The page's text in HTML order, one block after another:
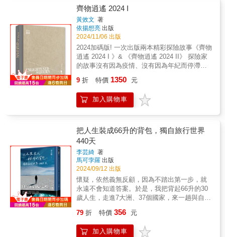
&&⊙我喜歡在夜晚抵達港口&hellip;&hellip;在寂
靜的夜晚中滑行。沒有人留意你，你可以犯
錯，也沒有人會評判你。只有你自己，你的
船、大海和星星。&&⊙在生活中，如果我們不
停掂量可能的風險，就什麼事都不用做了。我
寧可告訴自己：周全思慮，萬事順利！&&⊙我
有決心，我有渴望，我不害怕。我會在航行途
中學習，一邊做一邊學。&&⊙永遠要向前看，
因為即使太陽不再升起，新的一天也會到來。&
力，一樣會是超級優秀的小小旅伴。 最真實、
完整的旅遊故事：跟隨這一家人的腳步，感受
旅途中各種充滿冒險、趣味與溫暖的人事物，
讓你知道面對未知和驚險（喜），也能從容面
對。 旅行為全家帶來不一樣啟發：賦歸篇分享
全家220天環遊世界後的正向改變。 ◆這本書
適合誰？ 自助旅行非年輕人或單身者專屬，帶
的方式踏上旅行之路者。─沒錢、沒閒、沒體
力，也能嚮往環球旅行─誰說省錢只能走馬看
花，擅用方法也能感受在地文化。─飲食不必克
難，讓你跟在地人一起享受當地美食。 對環遊
困境，想要給自己不一樣的體驗。 想跳脫生活
舒適圈，用環球自助旅行方式，挑戰自我極
限。 堅信讀萬卷書不如行萬里路的家長們，想
藉由旅居各國的自然景色與人文風俗，讓自己
與孩子大開眼界，進而踏上旅程。 單純喜歡閱
讀的人，想藉由作者視角感受旅途中各種驚
險、有趣、溫暖的真實故事。
亞，穿越阿穆爾河，也就是中國的黑龍江，來
到了俄羅斯的境內。中間不忘穿插作者在《國
家地理雜誌》工作時的趣事以及在不丹的一場
難忘的生日派對。
齊物逍遙 2024 I
黃效文 著
依揚想亮 出版
2024/11/06 出版
2024加碼版! 一次出版兩本精彩探險故事《齊物
逍遙 2024 I 》& 《齊物逍遙 2024 II》 探險家
的故事沒有因為疫情、沒有因為年紀而停滯下
這輩子到不了或是沒機會去的世界角落。 延續
上一本尚未說完的故事，《齊物逍遙 2024 I 》
作者的探險繼續從緬甸出發，在大小島嶼間跳
海鮮。當然也一定要再度前往因為疫情而好幾
年沒法探訪的北海道鶴居村、也來到了今年奧
運的舉辦城市巴黎，最後當然也不能忘了炫耀
一下與不丹皇太后的下午茶約會。同時作者希
望藉此機會緬懷他敬重的星雲大師以及一起工
作三十年的老戰友曹中越先生。
9 折 特價 1350 元
加入購物車
把人生裝成66升的背包，獨自旅行世界
440天
李芸綺 著
馬可孛羅 出版
2024/09/12 出版
懷疑，依然義無反顧，因為不踏出第一步，就
永遠不會知道答案。於是，我把背起66升的30
歲人生，走進7大洲、37個國家，來一趟與自己
年後，終於迎來大爆發——於是將全副身家，
連同三十多年也沒想清楚的自己，轉換成一只
66升的背包，離開八年職場，開啟了一趟旅
79 折 特價 356 元
加入購物車